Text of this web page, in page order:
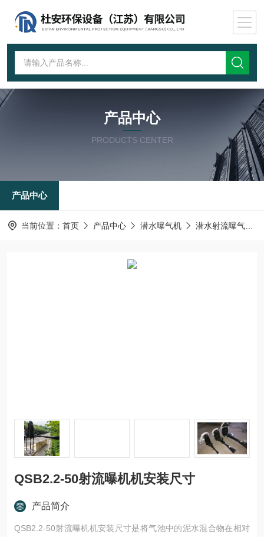
产品中心
PRODUCTS CENTER
产品中心
当前位置： 首页 产品中心 潜水曝气机 潜水射流曝气机
QSB2.2-50射流曝机机安装尺寸
产品简介
QSB2.2-50射流曝机机安装尺寸是将气池中的泥水混合物在相对